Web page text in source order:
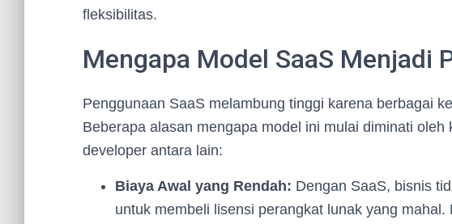
fleksibilitas.
Mengapa Model SaaS Menjadi
Penggunaan SaaS melambung tinggi karena berbagai
Beberapa alasan mengapa model ini mulai diminati oleh
developer antara lain:
Biaya Awal yang Rendah: Dengan SaaS, bisnis
untuk membeli lisensi perangkat lunak yang